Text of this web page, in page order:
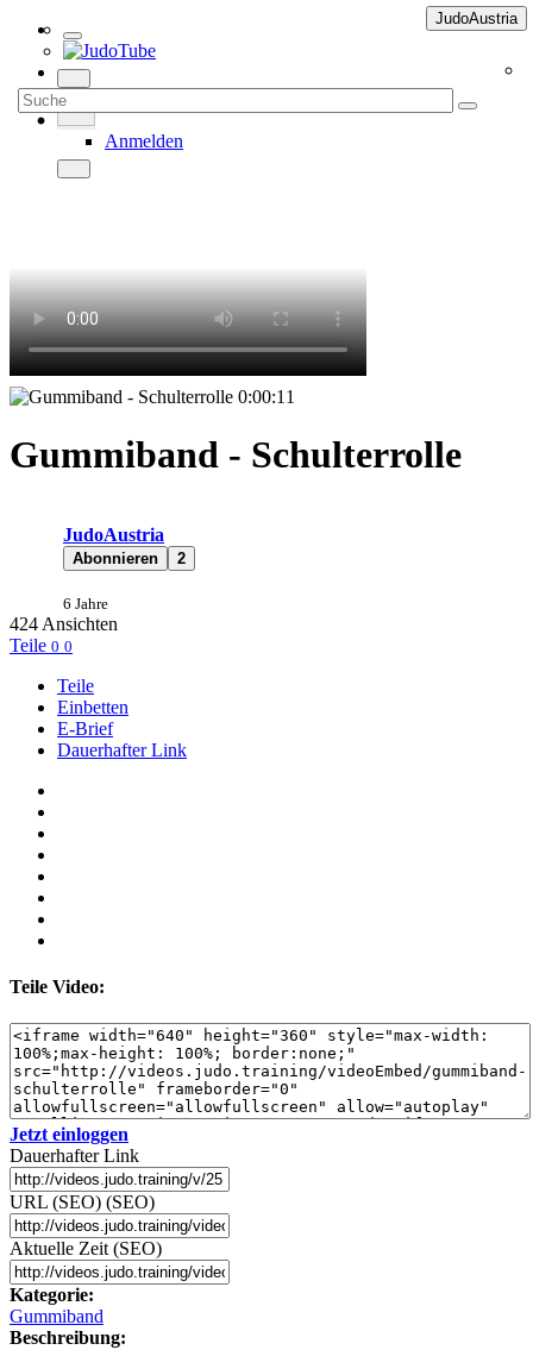
Anmelden
0:00:11
Gummiband - Schulterrolle
JudoAustria
Abonnieren 2
6 Jahre
424 Ansichten
Teile 0 0
Teile
Einbetten
E-Brief
Dauerhafter Link
Teile Video:
Jetzt einloggen
Dauerhafter Link
URL (SEO) (SEO)
Aktuelle Zeit (SEO)
Kategorie:
Gummiband
Beschreibung:
JudoAustria